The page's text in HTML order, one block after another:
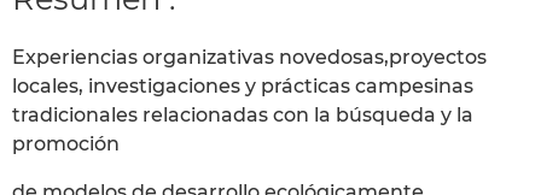
Experiencias organizativas novedosas,proyectos
locales, investigaciones y prácticas campesinas
tradicionales relacionadas con la búsqueda y la
promoción